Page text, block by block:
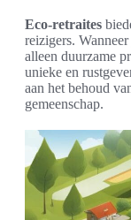
Eco-retraites
reizigers.
alleen duurzame
unieke en
aan het behoud
gemeenschap.